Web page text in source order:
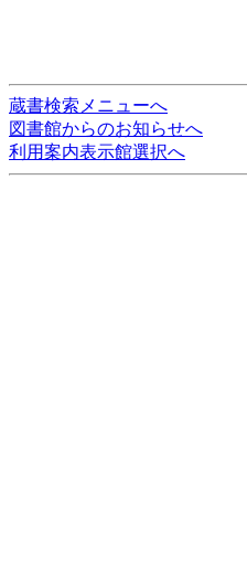
蔵書検索メニューへ
図書館からのお知らせへ
利用案内表示館選択へ